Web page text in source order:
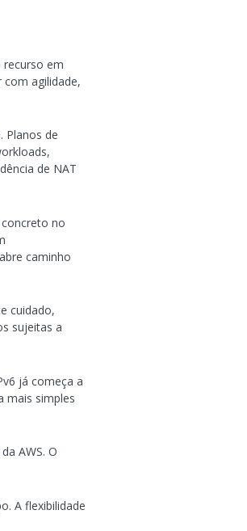
em
com agilidade,
Planos de
de NAT
no
caminho
cuidado,
sujeitas a
já começa a
mais simples
AWS. O
A flexibilidade